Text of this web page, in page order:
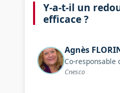
Y-a-t-il un
efficace ?
Agnès
Co-responsable
Cnesco